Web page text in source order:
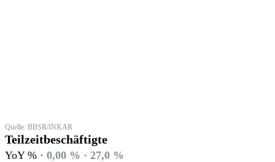
Quelle: BBSR/INKAR
Teilzeitbeschäftigte
YoY % · 0,00 % · 27,0 %